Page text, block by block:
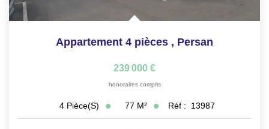
Appartement 4 pièces , Persan
239 000 €
honoraires compris
4 Pièce(s) 77 M² Réf : 13987